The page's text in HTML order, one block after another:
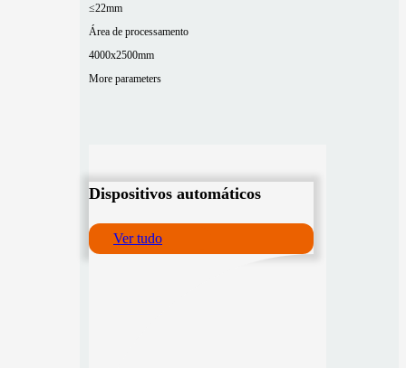
≤22mm
Área de processamento
4000x2500mm
More parameters
Dispositivos automáticos
Ver tudo